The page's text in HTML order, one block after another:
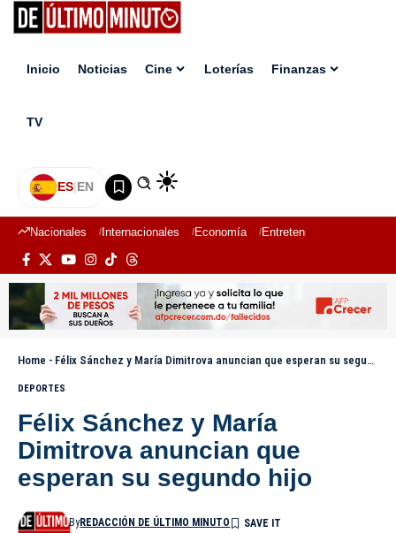
Inicio Noticias Cine Loterías Finanzas
TV
ES|EN
Nacionales Internacionales Economía Entretenimiento
Home - Félix Sánchez y María Dimitrova anuncian que esperan su segundo hijo
DEPORTES
Félix Sánchez y María
Dimitrova anuncian que
esperan su segundo hijo
ByREDACCIÓN DE ÚLTIMO MINUTO